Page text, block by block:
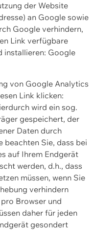
der Website
an Google sowie
Google verhindern,
Link verfügbare
installieren: Google
von Google Analytics
Link klicken:
wird ein sog.
gespeichert, der
Daten durch
Sie, dass bei
auf Ihrem Endgerät
werden, d.h., dass
müssen, wenn Sie
verhindern
Browser und
daher für jeden
gesondert